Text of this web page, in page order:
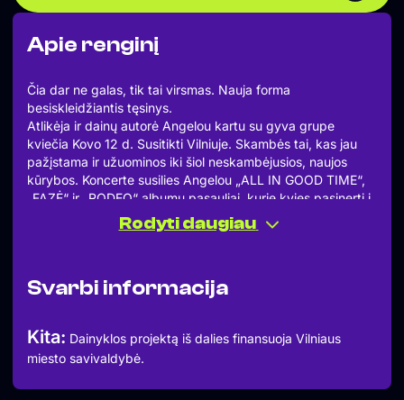
Apie renginį
Čia dar ne galas, tik tai virsmas. Nauja forma
besiskleidžiantis tęsinys.
Atlikėja ir dainų autorė Angelou kartu su gyva grupe
kviečia Kovo 12 d. Susitikti Vilniuje. Skambės tai, kas jau
pažįstama ir užuominos iki šiol neskambėjusios, naujos
kūrybos. Koncerte susilies Angelou „ALL IN GOOD TIME“,
„FAZĖ“ ir „RODEO“ albumų pasauliai, kurie kvies pasinerti į
Rodyti daugiau
Svarbi informacija
Kita: Dainyklos projektą iš dalies finansuoja Vilniaus
miesto savivaldybė.